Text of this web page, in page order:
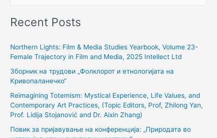
a
c
h
f
r
:
Recent Posts
Northern Lights: Film & Media Studies Yearbook, Volume 23-
Female Trajectory in Film and Media, 2025 Intellect Ltd
Зборник на трудови „Фолклорот и етнологијата на
Кривопаланечко“
Reimagining Totemism: Mystical Experience, Life Values, and
Contemporary Art Practices, (Topic Editors, Prof, Zhilong Yan,
Prof. Lidija Stojanović and Dr. Aixin Zhang)
Повик за пријавување на конференција: „Природата во